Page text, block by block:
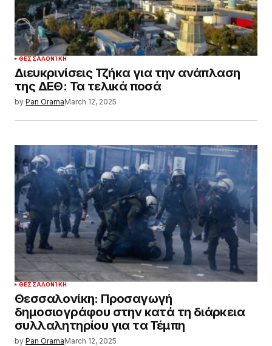
ΘΕΣΣΑΛΟΝΊΚΗ
Διευκρινίσεις Τζήκα για την ανάπλαση
της ΔΕΘ: Τα τελικά ποσά
by Pan OramaMarch 12, 2025
ΘΕΣΣΑΛΟΝΊΚΗ
Θεσσαλονίκη: Προσαγωγή
δημοσιογράφου στην κατά τη διάρκεια
συλλαλητηρίου για τα Τέμπη
by Pan OramaMarch 12, 2025